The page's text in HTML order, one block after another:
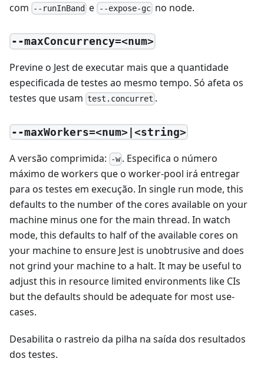
com
--runInBand e --expose-gcno node.
--maxConcurrency=<num>
Previne o Jest de executar mais que a quantidade
especificada de testes ao mesmo tempo. Só afeta os
testes que usam test.concurret .
--maxWorkers=<num>|<string>
A versão comprimida: -w . Especifica o número
máximo de workers que o worker-pool irá entregar
para os testes em execução. In single run mode, this
defaults to the number of the cores available on your
machine minus one for the main thread. In watch
mode, this defaults to half of the available cores on
your machine to ensure Jest is unobtrusive and does
not grind your machine to a halt. It may be useful to
adjust this in resource limited environments like CIs
but the defaults should be adequate for most use-
cases.
Desabilita o rastreio da pilha na saída dos resultados
dos testes.